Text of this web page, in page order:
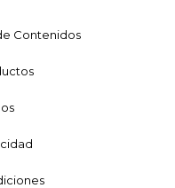
Contenidos